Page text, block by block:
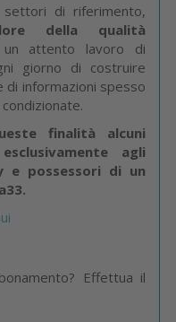
di riferimento,
della qualità
attento lavoro di
giorno di costruire
di informazioni spesso
finalità alcuni
agli
e possessori di un
Effettua il